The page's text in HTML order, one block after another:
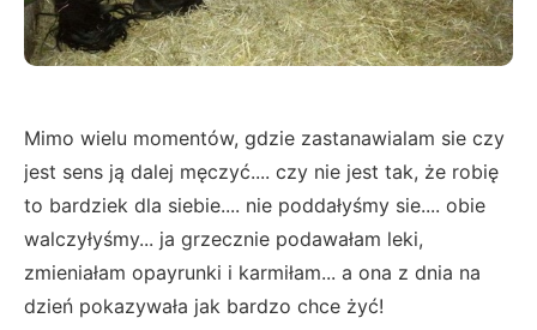
Mimo wielu momentów, gdzie zastanawialam sie czy
jest sens ją dalej męczyć.... czy nie jest tak, że robię
to bardziek dla siebie.... nie poddałyśmy sie.... obie
walczyłyśmy... ja grzecznie podawałam leki,
zmieniałam opayrunki i karmiłam... a ona z dnia na
dzień pokazywała jak bardzo chce żyć!